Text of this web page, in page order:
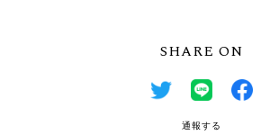
SHARE ON
通報する